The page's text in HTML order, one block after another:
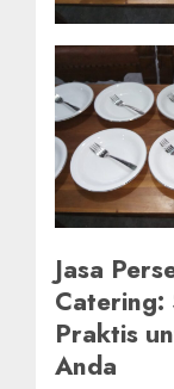
Jasa
Catering:
Praktis
Anda